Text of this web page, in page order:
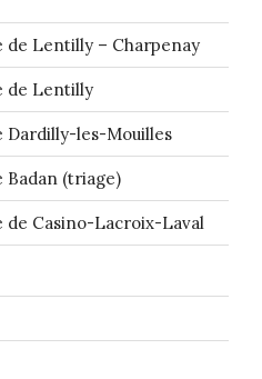
de Lentilly – Charpenay
de Lentilly
Dardilly-les-Mouilles
Badan (triage)
de Casino-Lacroix-Laval